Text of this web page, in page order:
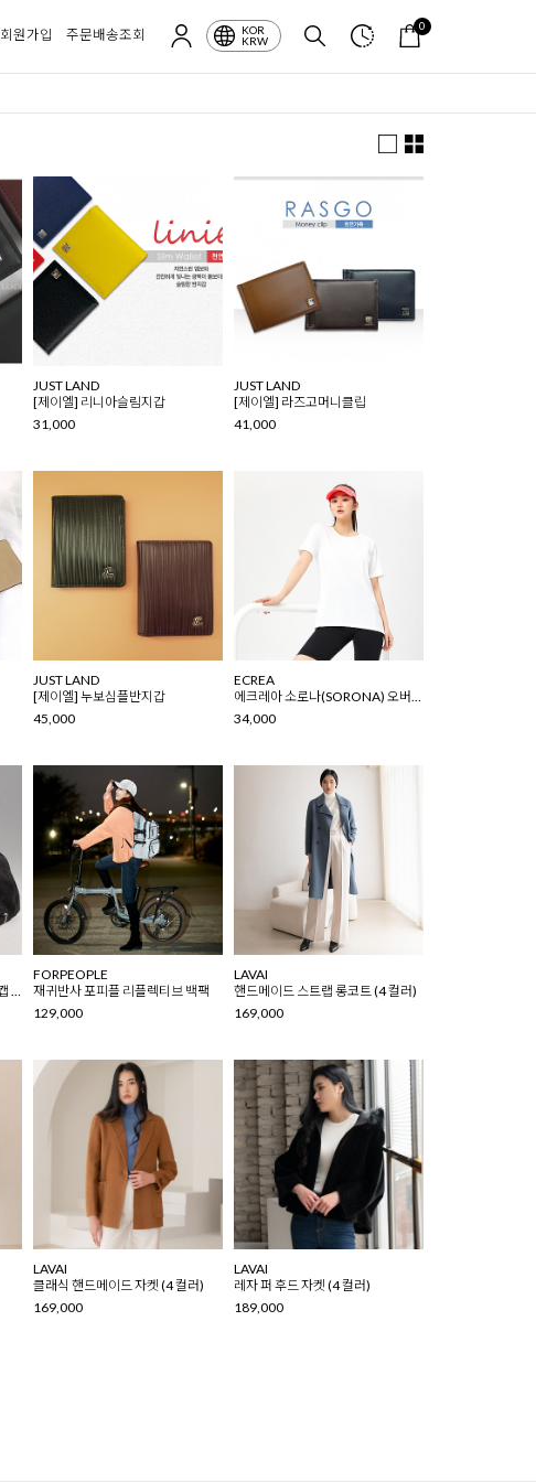
회원가입 주문배송조회
KOR
KRW
0
JUST LAND
[제이엘] 리니아슬림지갑
31,000
JUST LAND
[제이엘] 라즈고머니클립
41,000
JUST LAND
[제이엘] 누보심플반지갑
45,000
ECREA
에크레아 소로나(SORONA) 오버핏 반팔티
34,000
재귀반사 포피플 리플렉티브 볼캡 (2 COLOR)
FORPEOPLE
재귀반사 포피플 리플렉티브 백팩
129,000
LAVAI
핸드메이드 스트랩 롱코트 (4 컬러)
169,000
LAVAI
클래식 핸드메이드 자켓 (4 컬러)
169,000
LAVAI
레자 퍼 후드 자켓 (4 컬러)
189,000